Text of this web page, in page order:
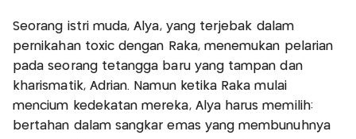
Seorang istri muda, Alya, yang terjebak dalam
pernikahan toxic dengan Raka, menemukan pelarian
pada seorang tetangga baru yang tampan dan
kharismatik, Adrian. Namun ketika Raka mulai
mencium kedekatan mereka, Alya harus memilih:
bertahan dalam sangkar emas yang membunuhnya